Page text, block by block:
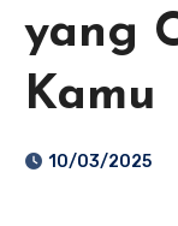
yang
Kamu
10/03/2025